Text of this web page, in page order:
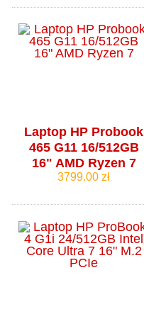
Laptop HP Probook
465 G11 16/512GB
16" AMD Ryzen 7
3799.00 zł